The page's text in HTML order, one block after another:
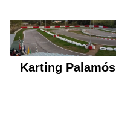
Karting Palamós